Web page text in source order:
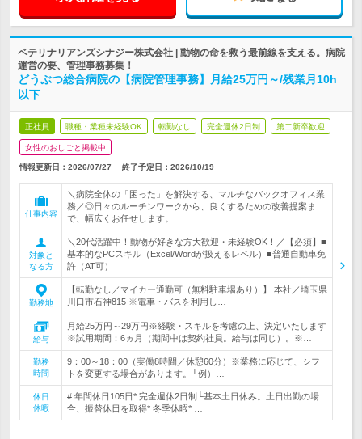
ベテリナリアンズシナジー株式会社 | 動物の命を救う最前線を支える。病院
運営の要、管理事務募集！
どうぶつ総合病院の【病院管理事務】月給25万円～/残業月10h
以下
正社員 職種・業種未経験OK 転勤なし 完全週休2日制 第二新卒歓迎
女性のおしごと掲載中
情報更新日：2026/07/27 終了予定日： 2026/10/19
仕事内容
＼病院全体の「困った」を解決する、マルチなバックオフィス業
務／◎日々のルーチンワークから、良くするための改善提案ま
で、幅広くお任せします。
対象と
なる方
＼20代活躍中！動物が好きな方大歓迎・未経験OK！／【必須】■
基本的なPCスキル（Excel/Wordが扱えるレベル）■普通自動車免
許（AT可）
勤務地
【転勤なし／マイカー通勤可（無料駐車場あり）】 本社／埼玉県
川口市石神815 ※電車・バスを利用し…
給与
月給25万円～29万円※経験・スキルを考慮の上、決定いたします
※試用期間：6ヵ月（期間中は契約社員。給与は同じ）。※…
勤務
時間
9：00～18：00（実働8時間／休憩60分）※業務に応じて、シフ
トを変更する場合があります。└例）…
休日
休暇
# 年間休日105日* 完全週休2日制└基本土日休み。土日出勤の場
合、振替休日を取得* 冬季休暇* …